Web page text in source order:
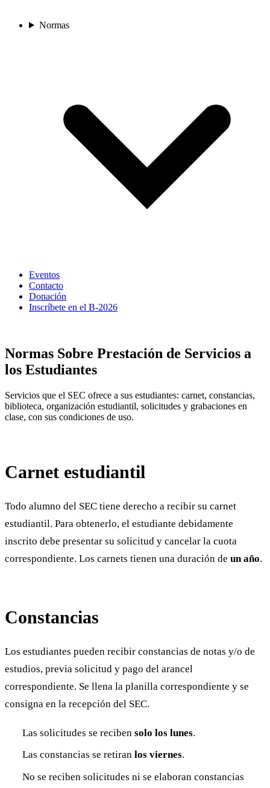
Normas
Eventos
Contacto
Donación
Inscríbete en el B-2026
Normas Sobre Prestación de Servicios a
los Estudiantes
Servicios que el SEC ofrece a sus estudiantes: carnet, constancias,
biblioteca, organización estudiantil, solicitudes y grabaciones en
clase, con sus condiciones de uso.
Carnet estudiantil
Todo alumno del SEC tiene derecho a recibir su carnet
estudiantil. Para obtenerlo, el estudiante debidamente
inscrito debe presentar su solicitud y cancelar la cuota
correspondiente. Los carnets tienen una duración de un año.
Constancias
Los estudiantes pueden recibir constancias de notas y/o de
estudios, previa solicitud y pago del arancel
correspondiente. Se llena la planilla correspondiente y se
consigna en la recepción del SEC.
Las solicitudes se reciben solo los lunes.
Las constancias se retiran los viernes.
No se reciben solicitudes ni se elaboran constancias